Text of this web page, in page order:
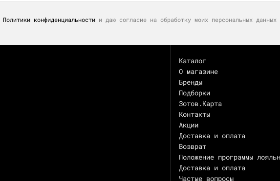
Политики конфиденциальности и даю согласие на обработку моих персональных
Каталог
О магазине
Бренды
Подборки
Зотов.Карта
Контакты
Акции
Доставка и оплата
Возврат
Положение программы
Доставка и оплата
Частые вопросы